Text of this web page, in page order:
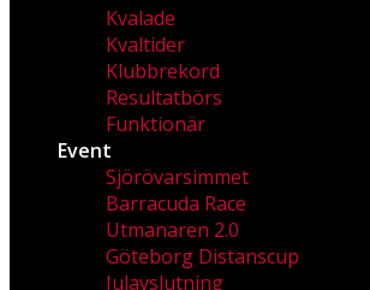
Kvalade
Kvaltider
Klubbrekord
Resultatbörs
Funktionär
Event
Sjörövarsimmet
Barracuda Race
Utmanaren 2.0
Göteborg Distanscup
Julavslutning